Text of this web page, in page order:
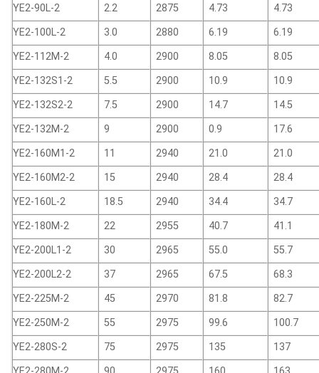
YE2-90L-2
2.2 2875 4.73
4.73
YE2-100L-2
3.0 2880 6.19
6.19
YE2-112M-2
4.0 2900 8.05
8.05
YE2-132S1-2
5.5 2900 10.9
10.9
YE2-132S2-2
7.5 2900 14.7
14.5
YE2-132M-2
9 2900 0.9
17.6
YE2-160M1-2
11 2940 21.0
21.0
YE2-160M2-2
15 2940 28.4
28.4
YE2-160L-2
18.5 2940 34.4
34.7
YE2-180M-2
22 2955 40.7
41.1
YE2-200L1-2
30 2965 55.0
55.7
YE2-200L2-2
37 2965 67.5
68.3
YE2-225M-2
45 2970 81.8
82.7
YE2-250M-2
55 2975 99.6
100.7
YE2-280S-2
75 2975 135
137